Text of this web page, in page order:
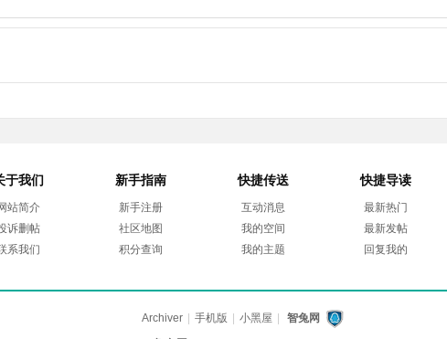
于我们
站简介
诉删帖
系我们
新手指南
新手注册
社区地图
积分查询
快捷传送
互动消息
我的空间
我的主题
快捷导读
最新热门
最新发帖
回复我的
Archiver 手机版 小黑屋
智兔网